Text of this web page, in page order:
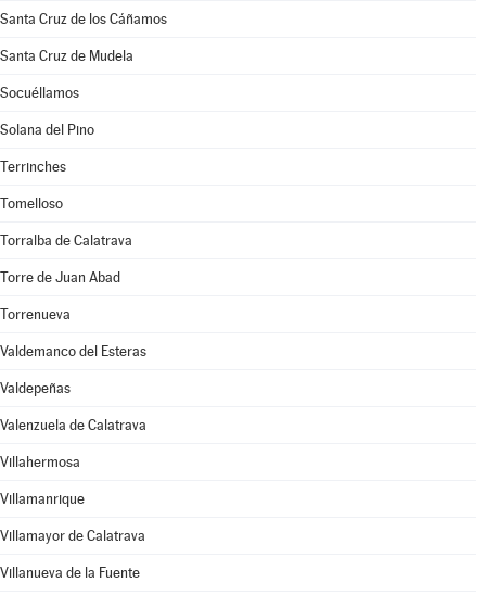
Santa Cruz de los Cáñamos
Santa Cruz de Mudela
Socuéllamos
Solana del Pino
Terrinches
Tomelloso
Torralba de Calatrava
Torre de Juan Abad
Torrenueva
Valdemanco del Esteras
Valdepeñas
Valenzuela de Calatrava
Villahermosa
Villamanrique
Villamayor de Calatrava
Villanueva de la Fuente